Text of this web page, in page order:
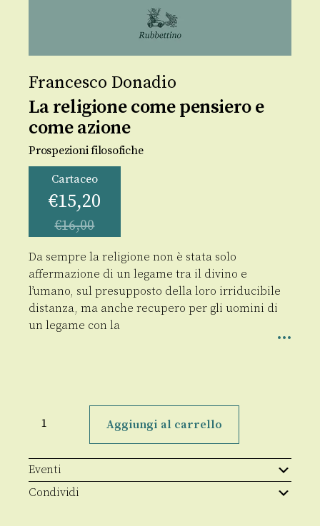
Francesco Donadio
La religione come pensiero e
come azione
Prospezioni filosofiche
Cartaceo
€15,20
€16,00
Da sempre la religione non è stata solo
affermazione di un legame tra il divino e
l’umano, sul presupposto della loro irriducibile
distanza, ma anche recupero per gli uomini di
un legame con la
religione
e
come
azione
quantità
Aggiungi al carrello
Eventi
Condividi